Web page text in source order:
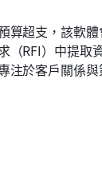
算超支，該軟
（RFI）中提取
注於客戶關係與